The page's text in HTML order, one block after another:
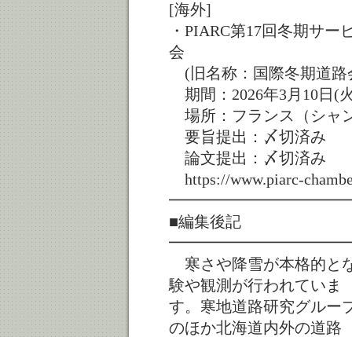
[海外]
・PIARC第17回冬期サ
会
(旧名称：国際冬期道路
期間：2026年3月10日(
場所：フランス（シャ
要旨提出：〆切済み
論文提出：〆切済み
https://www.piarc-
■編集後記
寒さや降雪が本格的と
験や観測が行われていま
す。寒地道路研究グルー
のほか北海道内外の道路